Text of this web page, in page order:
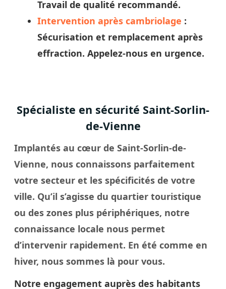
Travail de qualité recommandé.
Intervention après cambriolage :
Sécurisation et remplacement après
effraction. Appelez-nous en urgence.
Spécialiste en sécurité Saint-Sorlin-
de-Vienne
Implantés au cœur de Saint-Sorlin-de-
Vienne, nous connaissons parfaitement
votre secteur et les spécificités de votre
ville. Qu’il s’agisse du quartier touristique
ou des zones plus périphériques, notre
connaissance locale nous permet
d’intervenir rapidement. En été comme en
hiver, nous sommes là pour vous.
Notre engagement auprès des habitants